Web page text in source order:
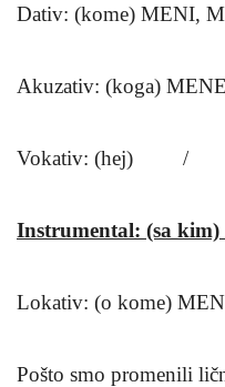
Dativ: (kome) MENI,
Akuzativ: (koga)
Vokativ: (hej) /
Instrumental: (sa
Lokativ: (o kome)
Pošto smo promenili